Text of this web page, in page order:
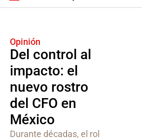
Opinión
Del control al
impacto: el
nuevo rostro
del CFO en
México
Durante décadas, el rol